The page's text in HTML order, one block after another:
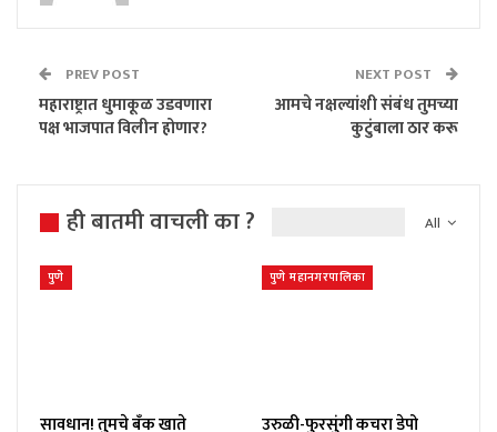
PREV POST
महाराष्ट्रात धुमाकूळ उडवणारा
पक्ष भाजपात विलीन होणार?
NEXT POST
आमचे नक्षल्यांशी संबंध तुमच्या
कुटुंबाला ठार करू
All
ही बातमी वाचली का ?
पुणे
सावधान! तुमचे बँक खाते
पुणे महानगरपालिका
उरुळी-फुरसुंगी कचरा डेपो